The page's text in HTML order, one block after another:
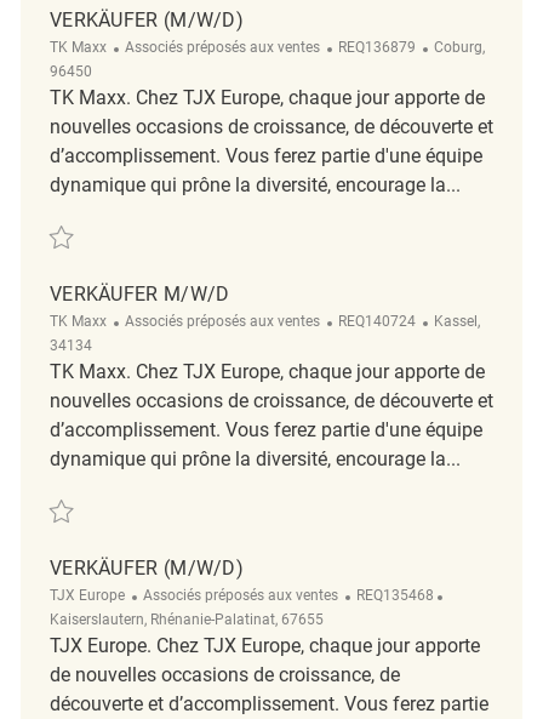
VERKÄUFER (M/W/D)
TK Maxx Catégorie
Associés préposés aux ventes ReqId
REQ136879 Emplacement
Coburg,
96450
TK Maxx. Chez TJX Europe, chaque jour apporte de
nouvelles occasions de croissance, de découverte et
d’accomplissement. Vous ferez partie d'une équipe
dynamique qui prône la diversité, encourage la...
Sauvegarder Verkäufer (m/w/d) REQ136879
VERKÄUFER M/W/D
TK Maxx Catégorie
Associés préposés aux ventes ReqId
REQ140724 Emplacement
Kassel,
34134
TK Maxx. Chez TJX Europe, chaque jour apporte de
nouvelles occasions de croissance, de découverte et
d’accomplissement. Vous ferez partie d'une équipe
dynamique qui prône la diversité, encourage la...
Sauvegarder Verkäufer m/w/d REQ140724
VERKÄUFER (M/W/D)
TJX Europe Catégorie
Associés préposés aux ventes ReqId
REQ135468
Kaiserslautern, Rhénanie-Palatinat, 67655
TJX Europe. Chez TJX Europe, chaque jour apporte
de nouvelles occasions de croissance, de
découverte et d’accomplissement. Vous ferez partie